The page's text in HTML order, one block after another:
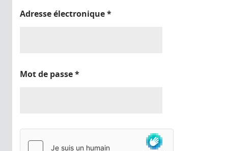
Adresse électronique*
Mot de passe*